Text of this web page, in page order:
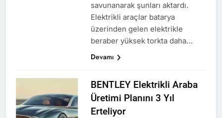
savunanarak şunları aktardı.
Elektrikli araçlar batarya
üzerinden gelen elektrikle
beraber yüksek torkta daha…
Devamı
BENTLEY Elektrikli Araba
Üretimi Planını 3 Yıl
Erteliyor